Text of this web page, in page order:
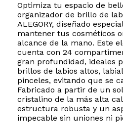
Optimiza tu espacio de
organizador de brillo de
ALEGORY, diseñado
mantener tus cosméticos
alcance de la mano. Este
cuenta con 24
gran profundidad, ideales
brillos de labios altos,
pinceles, evitando que se
Fabricado a partir de un
cristalino de la más alta
estructura robusta y un
impecable sin uniones ni